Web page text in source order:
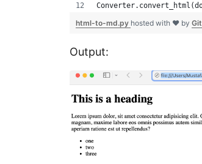
html-to-md.py hosted with ❤ by
Output: